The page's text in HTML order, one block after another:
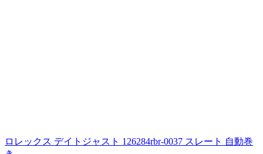
ロレックス デイトジャスト 126284rbr-0037 スレート 自動巻